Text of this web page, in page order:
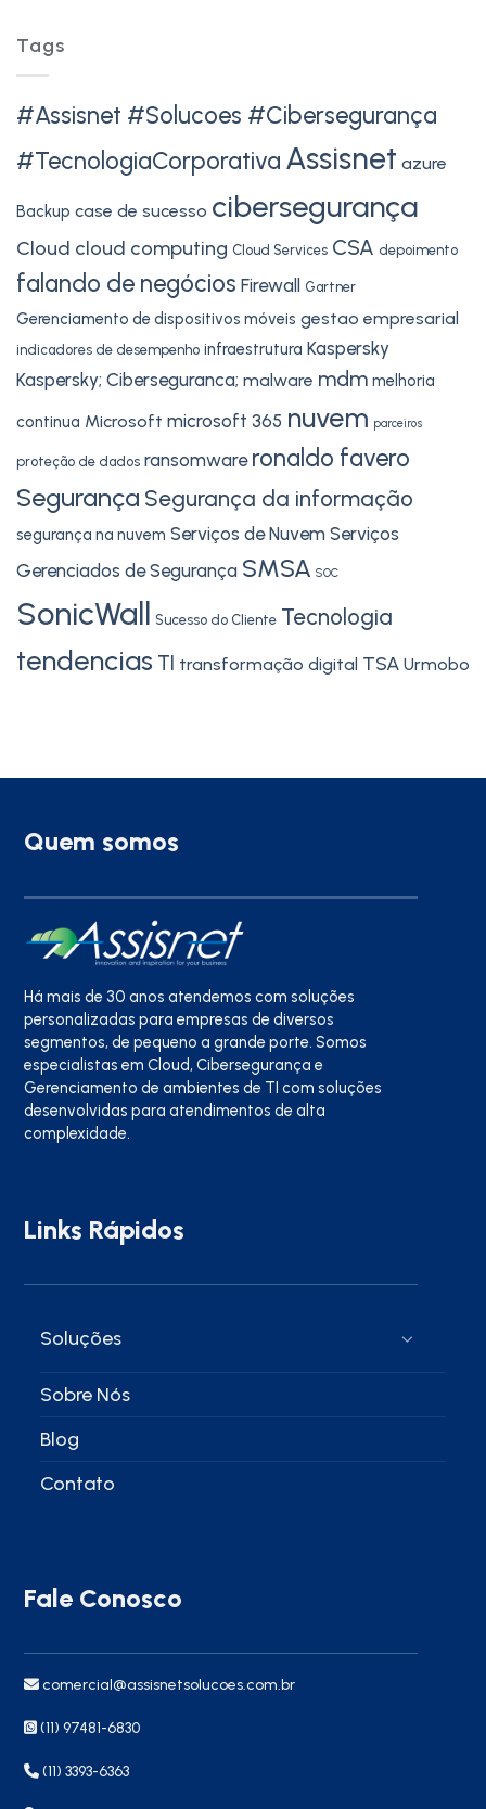
Tags
#Assisnet #Solucoes #Cibersegurança
#TecnologiaCorporativa Assisnet azure
Backup case de sucesso cibersegurança
Cloud cloud computing Cloud Services CSA depoimento
falando de negócios Firewall Gartner
Gerenciamento de dispositivos móveis gestao empresarial
indicadores de desempenho infraestrutura Kaspersky
Kaspersky; Ciberseguranca; malware mdm melhoria
continua Microsoft microsoft 365 nuvem parceiros
proteção de dados ransomware ronaldo favero
Segurança Segurança da informação
segurança na nuvem Serviços de Nuvem Serviços
Gerenciados de Segurança SMSA SOC
SonicWall Sucesso do Cliente Tecnologia
tendencias TI transformação digital TSA Urmobo
Quem somos
Há mais de 30 anos atendemos com soluções
personalizadas para empresas de diversos
segmentos, de pequeno a grande porte. Somos
especialistas em Cloud, Cibersegurança e
Gerenciamento de ambientes de TI com soluções
desenvolvidas para atendimentos de alta
complexidade.
Links Rápidos
Soluções
Sobre Nós
Blog
Contato
Fale Conosco
comercial@assisnetsolucoes.com.br
(11) 97481-6830
(11) 3393-6363